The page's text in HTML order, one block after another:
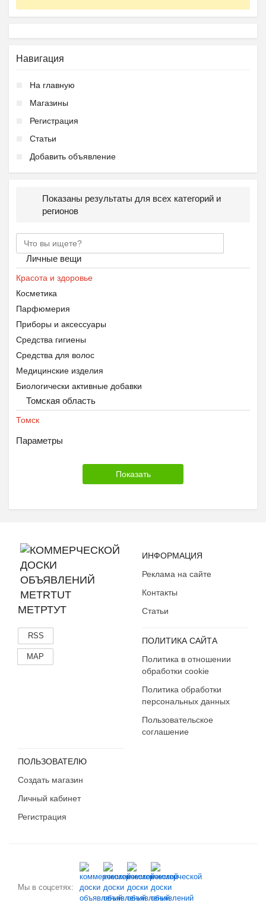
Навигация
На главную
Магазины
Регистрация
Статьи
Добавить объявление
Показаны результаты для всех категорий и
регионов
Личные вещи
Красота и здоровье
Косметика
Парфюмерия
Приборы и аксессуары
Средства гигиены
Средства для волос
Медицинские изделия
Биологически активные добавки
Томская область
Томск
Параметры
МЕТРТУТ
RSS
MAP
ИНФОРМАЦИЯ
Реклама на сайте
Контакты
Статьи
ПОЛИТИКА САЙТА
Политика в отношении
обработки cookie
Политика обработки
персональных данных
Пользовательское
соглашение
ПОЛЬЗОВАТЕЛЮ
Создать магазин
Личный кабинет
Регистрация
Мы в соцсетях: